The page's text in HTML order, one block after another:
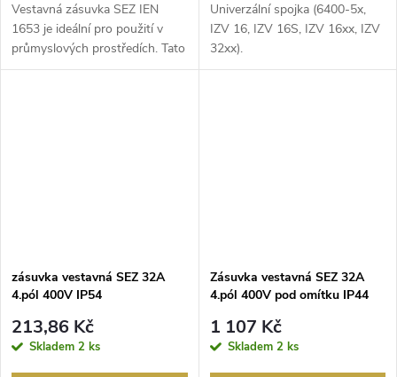
Vestavná zásuvka SEZ IEN
1653 je ideální pro použití v
průmyslových prostředích. Tato
zásuvka nabízí...
Univerzální spojka (6400-5x,
IZV 16, IZV 16S, IZV 16xx, IZV
32xx).
zásuvka vestavná SEZ 32A
4.pól 400V IP54
213,86 Kč
Skladem 2 ks
Zásuvka vestavná SEZ 32A
4.pól 400V pod omítku IP44
1 107 Kč
Skladem 2 ks